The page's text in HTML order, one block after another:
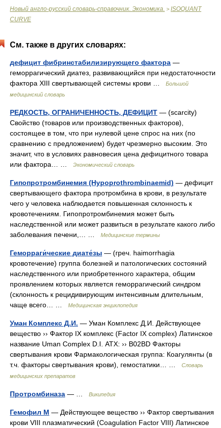
Новый англо-русский словарь-справочник. Экономика. > ISOQUANT
CURVE
См. также в других словарях:
дефицит фибринстабилизирующего фактора —
геморрагический диатез, развивающийся при недостаточности
фактора XIII свертывающей системы крови …
Большой
медицинский словарь
РЕДКОСТЬ, OГРАНИЧЕННОСТЬ, ДЕФИЦИТ — (scarcity)
Свойство (товаров или производственных факторов),
состоящее в том, что при нулевой цене спрос на них (по
сравнению с предложением) будет чрезмерно высоким. Это
значит, что в условиях равновесия цена дефицитного товара
или фактора… …
Экономический словарь
Гипопротромбинемия (Hypoprothrombinaemid) — дефицит
свертывающего фактора протромбина в крови, в результате
чего у человека наблюдается повышенная склонность к
кровотечениям. Гипопротромбинемия может быть
наследственной или может развиться в результате какого либо
заболевания печени,… …
Медицинские термины
Геморраги́ческие диате́зы — (греч. haimorrhagia
кровотечение) группа болезней и патологических состояний
наследственного или приобретенного характера, общим
проявлением которых является геморрагический синдром
(склонность к рецидивирующим интенсивным длительным,
чаще всего… …
Медицинская энциклопедия
Уман Комплекс Д.И. — Уман Комплекс Д.И. Действующее
вещество ›› Фактор IX комплекс (Factor IX complex) Латинское
название Uman Complex D.I. АТХ: ›› B02BD Факторы
свертывания крови Фармакологическая группа: Коагулянты (в
т.ч. факторы свертывания крови), гемостатики… …
Словарь
медицинских препаратов
Протромбиназа — … Википедия
Гемофил М — Действующее вещество ›› Фактор свертывания
крови VIII плазматический (Coagulation Factor VIII) Латинское